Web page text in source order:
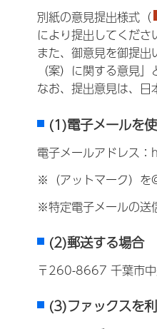
別紙の意見提出様式（
により提出してくださ
また、御意見を御提
（案）に関する意見」
なお、提出意見は、日
(1)電子メールを
電子メールアドレス
※（アットマーク）を
※特定電子メールの送
(2)郵送する場合
〒260-8667 千葉市中
(3)ファックスを